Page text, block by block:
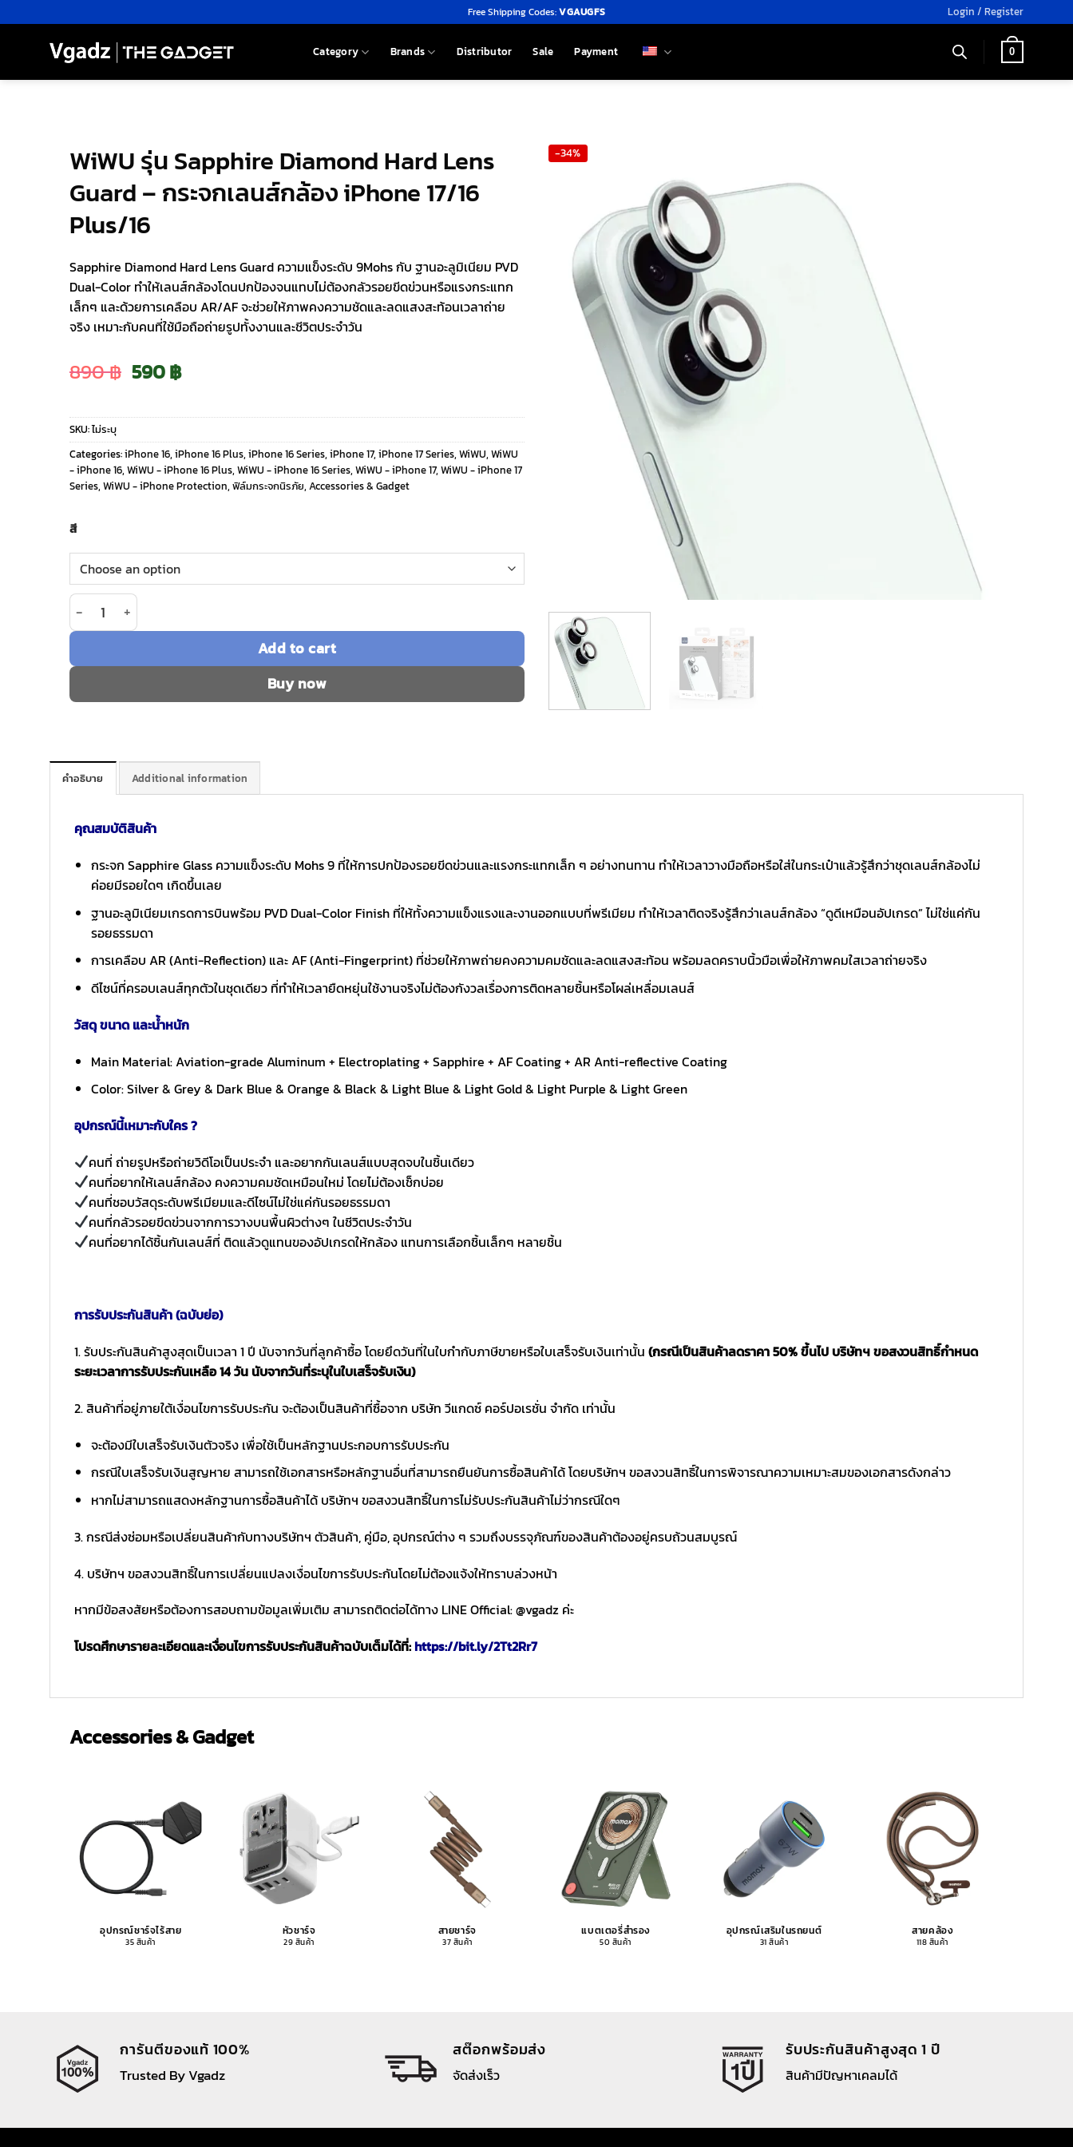
to
Free Shipping Codes:VGAUGFS Login / Register
Category Brands Distributor Sale Payment 0
WiWU รุ่น Sapphire Diamond Hard Lens
Guard – กระจกเลนส์กล้อง iPhone 17/16
Plus/16
Sapphire Diamond Hard Lens Guard ความแข็งระดับ 9Mohs กับ ฐานอะลูมิเนียม PVD
Dual-Color ทำให้เลนส์กล้องโดนปกป้องจนแทบไม่ต้องกลัวรอยขีดข่วนหรือแรงกระแทก
เล็กๆ และด้วยการเคลือบ AR/AF จะช่วยให้ภาพคงความชัดและลดแสงสะท้อนเวลาถ่าย
จริง เหมาะกับคนที่ใช้มือถือถ่ายรูปทั้งงานและชีวิตประจำวัน
890฿ Original
price
was:
890 ฿.
590฿Current
price
is:
590 ฿.
SKU:ไม่ระบุ
Categories:iPhone 16, iPhone 16 Plus, iPhone 16 Series, iPhone 17, iPhone 17 Series, WiWU, WiWU
- iPhone 16, WiWU - iPhone 16 Plus, WiWU - iPhone 16 Series, WiWU - iPhone 17, WiWU - iPhone 17
Series, WiWU - iPhone Protection, ฟิล์มกระจกนิรภัย, Accessories & Gadget
สี
จำนวน WiWU รุ่น Sapphire Diamond Hard Lens Guard - กระจกเลนส์กล้อง iPhone 17/16 Plus/16 ชิ้น
Add to cart
Buy now
-34%
คำอธิบาย Additional information
คุณสมบัติสินค้า
กระจก Sapphire Glass ความแข็งระดับ Mohs 9 ที่ให้การปกป้องรอยขีดข่วนและแรงกระแทกเล็ก ๆ อย่างทนทาน ทำให้เวลาวางมือถือหรือใส่ในกระเป๋าแล้วรู้สึกว่าชุดเลนส์กล้องไม่
ค่อยมีรอยใดๆ เกิดขึ้นเลย
ฐานอะลูมิเนียมเกรดการบินพร้อม PVD Dual-Color Finish ที่ให้ทั้งความแข็งแรงและงานออกแบบที่พรีเมียม ทำให้เวลาติดจริงรู้สึกว่าเลนส์กล้อง “ดูดีเหมือนอัปเกรด” ไม่ใช่แค่กัน
รอยธรรมดา
การเคลือบ AR (Anti-Reflection) และ AF (Anti-Fingerprint) ที่ช่วยให้ภาพถ่ายคงความคมชัดและลดแสงสะท้อน พร้อมลดคราบนิ้วมือเพื่อให้ภาพคมใสเวลาถ่ายจริง
ดีไซน์ที่ครอบเลนส์ทุกตัวในชุดเดียว ที่ทำให้เวลายืดหยุ่นใช้งานจริงไม่ต้องกังวลเรื่องการติดหลายชิ้นหรือโผล่เหลื่อมเลนส์
วัสดุ ขนาด และน้ำหนัก
Main Material: Aviation-grade Aluminum + Electroplating + Sapphire + AF Coating + AR Anti-reflective Coating
Color: Silver & Grey & Dark Blue & Orange & Black & Light Blue & Light Gold & Light Purple & Light Green
อุปกรณ์นี้เหมาะกับใคร ?
คนที่ ถ่ายรูปหรือถ่ายวิดีโอเป็นประจำ และอยากกันเลนส์แบบสุดจบในชิ้นเดียว
คนที่อยากให้เลนส์กล้อง คงความคมชัดเหมือนใหม่ โดยไม่ต้องเช็กบ่อย
คนที่ชอบวัสดุระดับพรีเมียมและดีไซน์ไม่ใช่แค่กันรอยธรรมดา
คนที่กลัวรอยขีดข่วนจากการวางบนพื้นผิวต่างๆ ในชีวิตประจำวัน
คนที่อยากได้ชิ้นกันเลนส์ที่ ติดแล้วดูแทนของอัปเกรดให้กล้อง แทนการเลือกชิ้นเล็กๆ หลายชิ้น
การรับประกันสินค้า (ฉบับย่อ)
1. รับประกันสินค้าสูงสุดเป็นเวลา 1 ปี นับจากวันที่ลูกค้าซื้อ โดยยึดวันที่ในใบกำกับภาษีขายหรือใบเสร็จรับเงินเท่านั้น (กรณีเป็นสินค้าลดราคา 50% ขึ้นไป บริษัทฯ ขอสงวนสิทธิ์กำหนด
ระยะเวลาการรับประกันเหลือ 14 วัน นับจากวันที่ระบุในใบเสร็จรับเงิน)
2. สินค้าที่อยู่ภายใต้เงื่อนไขการรับประกัน จะต้องเป็นสินค้าที่ซื้อจาก บริษัท วีแกดซ์ คอร์ปอเรชั่น จำกัด เท่านั้น
จะต้องมีใบเสร็จรับเงินตัวจริง เพื่อใช้เป็นหลักฐานประกอบการรับประกัน
กรณีใบเสร็จรับเงินสูญหาย สามารถใช้เอกสารหรือหลักฐานอื่นที่สามารถยืนยันการซื้อสินค้าได้ โดยบริษัทฯ ขอสงวนสิทธิ์ในการพิจารณาความเหมาะสมของเอกสารดังกล่าว
หากไม่สามารถแสดงหลักฐานการซื้อสินค้าได้ บริษัทฯ ขอสงวนสิทธิ์ในการไม่รับประกันสินค้าไม่ว่ากรณีใดๆ
3. กรณีส่งซ่อมหรือเปลี่ยนสินค้ากับทางบริษัทฯ ตัวสินค้า, คู่มือ, อุปกรณ์ต่าง ๆ รวมถึงบรรจุภัณฑ์ของสินค้าต้องอยู่ครบถ้วนสมบูรณ์
4. บริษัทฯ ขอสงวนสิทธิ์ในการเปลี่ยนแปลงเงื่อนไขการรับประกันโดยไม่ต้องแจ้งให้ทราบล่วงหน้า
หากมีข้อสงสัยหรือต้องการสอบถามข้อมูลเพิ่มเติม สามารถติดต่อได้ทาง LINE Official: @vgadz ค่ะ
โปรดศึกษารายละเอียดและเงื่อนไขการรับประกันสินค้าฉบับเต็มได้ที่:https://bit.ly/2Tt2Rr7
Accessories & Gadget
อุปกรณ์ชาร์จไร้สาย
35 สินค้า
หัวชาร์จ
29 สินค้า
สายชาร์จ
37 สินค้า
แบตเตอรี่สำรอง
50 สินค้า
อุปกรณ์เสริมในรถยนต์
31 สินค้า
สายคล้อง
118 สินค้า
การันตีของแท้ 100%
Trusted By Vgadz
สต๊อกพร้อมส่ง
จัดส่งเร็ว
รับประกันสินค้าสูงสุด 1 ปี
สินค้ามีปัญหาเคลมได้